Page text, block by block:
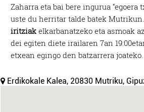
Zaharra eta bai bere ingurua “egoera
uste du herritar talde batek
iritziak elkarbanatzeko eta asmoak
dei egiten diete irailaren 7an
etxean egingo den batzarrera joateko.
Erdikokale Kalea, 20830 Mutriku,